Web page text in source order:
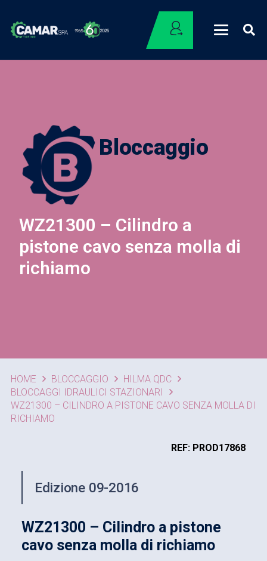
Bloccaggio
WZ21300 – Cilindro a
pistone cavo senza molla di
richiamo
HOME BLOCCAGGIO
HILMA QDC
BLOCCAGGI IDRAULICI STAZIONARI
WZ21300 – CILINDRO A PISTONE CAVO SENZA MOLLA DI
RICHIAMO
Edizione 09-2016
REF: PROD17868
WZ21300 – Cilindro a pistone
cavo senza molla di richiamo